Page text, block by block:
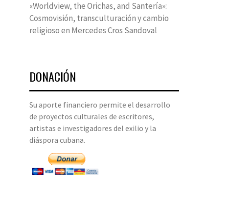
«Worldview, the Orichas, and Santería»:
Cosmovisión, transculturación y cambio
religioso en Mercedes Cros Sandoval
DONACIÓN
Su aporte financiero permite el desarrollo
de proyectos culturales de escritores,
artistas e investigadores del exilio y la
diáspora cubana.